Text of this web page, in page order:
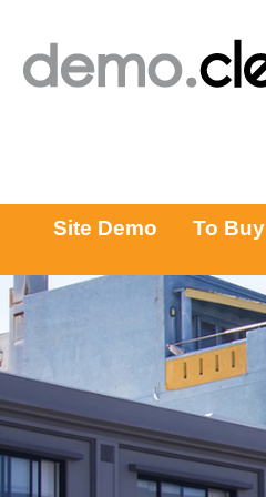
Site Demo To Buy
Site Demo
To Buy
Western Australia
New South Wales
Queensland